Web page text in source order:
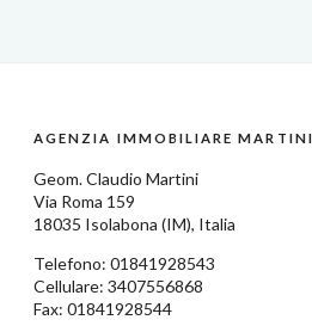
AGENZIA IMMOBILIARE MARTINI
Geom.Claudio Martini
Via Roma 159
18035 Isolabona (IM), Italia
Telefono: 01841928543
Cellulare: 3407556868
Fax: 01841928544